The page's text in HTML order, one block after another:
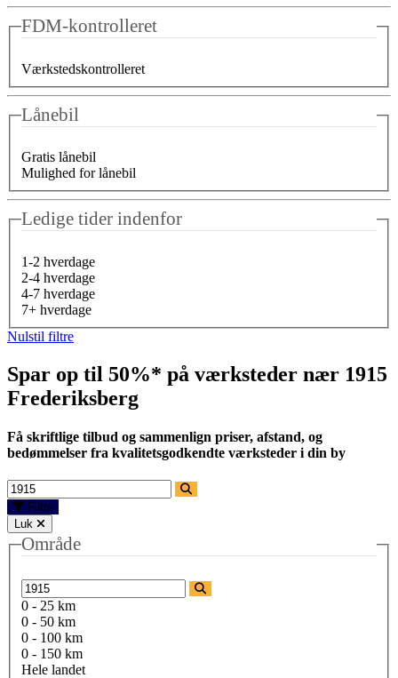
FDM-kontrolleret
Værkstedskontrolleret
Lånebil
Gratis lånebil
Mulighed for lånebil
Ledige tider indenfor
1-2 hverdage
2-4 hverdage
4-7 hverdage
7+ hverdage
Nulstil filtre
Spar op til 50%* på værksteder nær 1915
Frederiksberg
Få skriftlige tilbud og sammenlign priser, afstand, og
bedømmelser fra kvalitetsgodkendte værksteder i din by
Filtre
Luk
Område
0 - 25 km
0 - 50 km
0 - 100 km
0 - 150 km
Hele landet